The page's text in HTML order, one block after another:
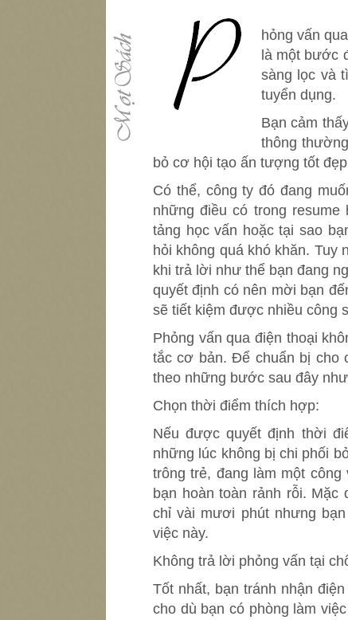
hỏng vấn
là một bước
sàng lọc và
tuyển dụng.
Bạn cảm
thông
bỏ cơ hội tạo ấn tượng tốt
Có thể, công ty đó đang
những điều có trong
tảng học vấn hoặc tại sao
hỏi không quá khó khăn. Tuy
khi trả lời như thể bạn đang
quyết định có nên mời bạn
sẽ tiết kiệm được nhiều công
Phỏng vấn qua điện thoại
tắc cơ bản. Để chuẩn bị cho
theo những bước sau đây
Chọn thời điểm thích hợp:
Nếu được quyết định thời
những lúc không bị chi phối
trông trẻ, đang làm một
bạn hoàn toàn rảnh rỗi.
chỉ vài mươi phút nhưng
việc này.
Không trả lời phỏng vấn tại
Tốt nhất, bạn tránh nhận
cho dù bạn có phòng làm